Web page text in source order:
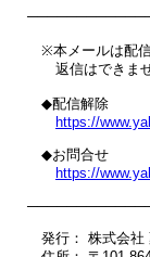
※本メールは配信
返信はできませ
◆配信解除
https://
◆お問合せ
https://
発行： 株式会社